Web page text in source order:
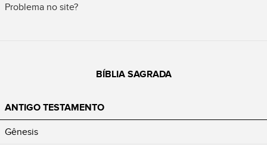
Problema no site?
BÍBLIA SAGRADA
ANTIGO TESTAMENTO
Gênesis